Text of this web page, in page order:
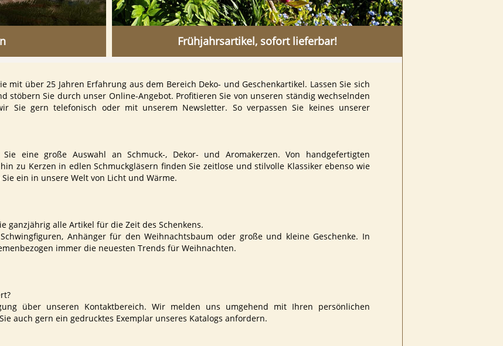
Frühjahrsartikel, sofort lieferbar!
mit über 25 Jahren Erfahrung aus dem Bereich Deko- und Geschenkartikel. Lassen Sie sich
stöbern Sie durch unser Online-Angebot. Profitieren Sie von unseren ständig wechselnden
Sie gern telefonisch oder mit unserem Newsletter. So verpassen Sie keines unserer
eine große Auswahl an Schmuck-, Dekor- und Aromakerzen. Von handgefertigten
zu Kerzen in edlen Schmuckgläsern finden Sie zeitlose und stilvolle Klassiker ebenso wie
ein in unsere Welt von Licht und Wärme.
ganzjährig alle Artikel für die Zeit des Schenkens.
Anhänger für den Weihnachtsbaum oder große und kleine Geschenke. In
immer die neuesten Trends für Weihnachten.
über unseren Kontaktbereich. Wir melden uns umgehend mit Ihren persönlichen
auch gern ein gedrucktes Exemplar unseres Katalogs anfordern.